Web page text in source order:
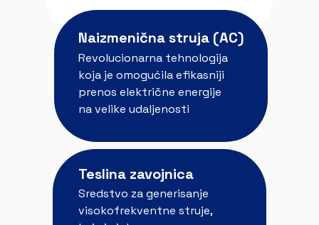
Naizmenična struja (AC)
Revolucionarna tehnologija
koja je omogućila efikasniji
prenos električne energije
na velike udaljenosti
Sredstvo za generisanje
visokofrekventne struje,
Teslina zavojnica